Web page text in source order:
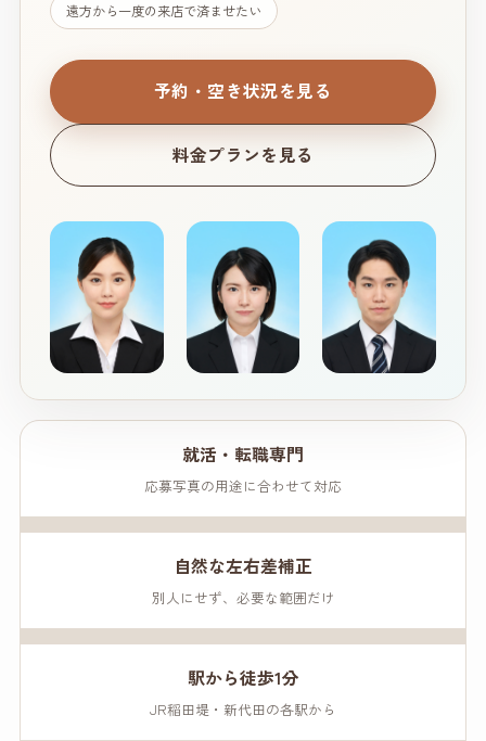
遠方から一度の来店で済ませたい
予約・空き状況を見る
料金プランを見る
就活・転職専門
応募写真の用途に合わせて対応
自然な左右差補正
別人にせず、必要な範囲だけ
駅から徒歩1分
JR稲田堤・新代田の各駅から